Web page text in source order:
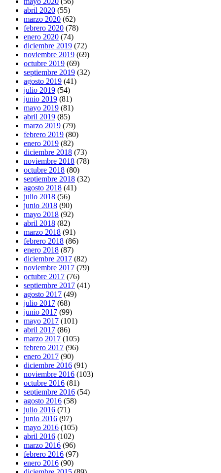
abril 2020 (55)
marzo 2020 (62)
febrero 2020 (78)
enero 2020 (74)
diciembre 2019 (72)
noviembre 2019 (69)
octubre 2019 (69)
septiembre 2019 (32)
agosto 2019 (41)
julio 2019 (54)
junio 2019 (81)
mayo 2019 (81)
abril 2019 (85)
marzo 2019 (79)
febrero 2019 (80)
enero 2019 (82)
diciembre 2018 (73)
noviembre 2018 (78)
octubre 2018 (80)
septiembre 2018 (32)
agosto 2018 (41)
julio 2018 (56)
junio 2018 (90)
mayo 2018 (92)
abril 2018 (82)
marzo 2018 (91)
febrero 2018 (86)
enero 2018 (87)
diciembre 2017 (82)
noviembre 2017 (79)
octubre 2017 (76)
septiembre 2017 (41)
agosto 2017 (49)
julio 2017 (68)
junio 2017 (99)
mayo 2017 (101)
abril 2017 (86)
marzo 2017 (105)
febrero 2017 (96)
enero 2017 (90)
diciembre 2016 (91)
noviembre 2016 (103)
octubre 2016 (81)
septiembre 2016 (54)
agosto 2016 (58)
julio 2016 (71)
junio 2016 (97)
mayo 2016 (105)
abril 2016 (102)
marzo 2016 (96)
febrero 2016 (97)
enero 2016 (90)